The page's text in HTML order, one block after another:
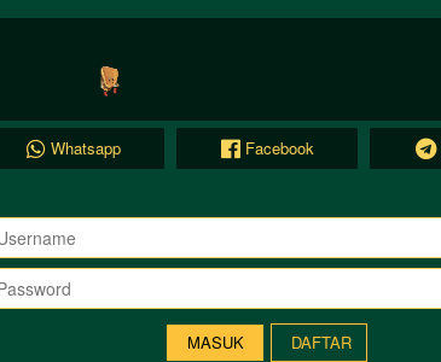
Whatsapp Facebook
DAFTAR